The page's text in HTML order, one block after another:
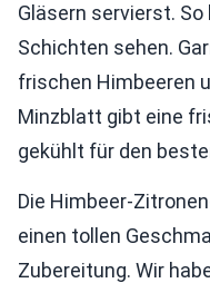
Gläsern servierst.
Schichten sehen.
frischen Himbeeren
Minzblatt gibt eine
gekühlt für den
Die Himbeer-
einen tollen
Zubereitung. Wir